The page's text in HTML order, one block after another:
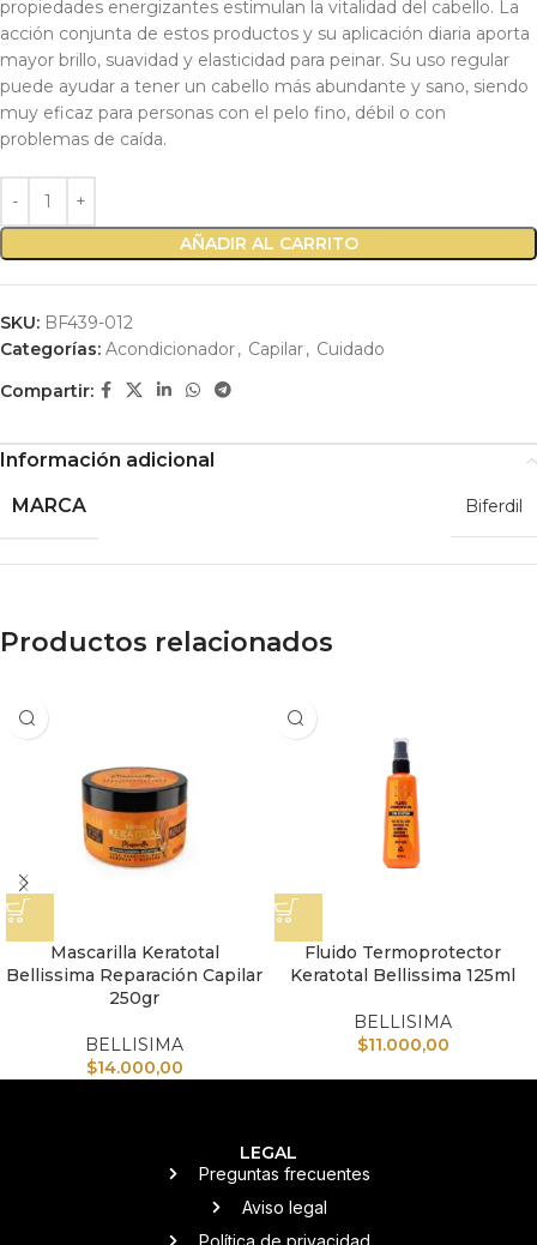
propiedades energizantes estimulan la vitalidad del cabello. La
acción conjunta de estos productos y su aplicación diaria aporta
mayor brillo, suavidad y elasticidad para peinar. Su uso regular
puede ayudar a tener un cabello más abundante y sano, siendo
muy eficaz para personas con el pelo fino, débil o con
problemas de caída.
AÑADIR AL CARRITO
SKU: BF439-012
Categorías: Acondicionador, Capilar, Cuidado
Compartir:
Información adicional
MARCA
Biferdil
Productos relacionados
Mascarilla Keratotal
Bellissima Reparación Capilar
250gr
BELLISIMA
$14.000,00
Fluido Termoprotector
Keratotal Bellissima 125ml
BELLISIMA
$11.000,00
LEGAL
Preguntas frecuentes
Aviso legal
Política de privacidad